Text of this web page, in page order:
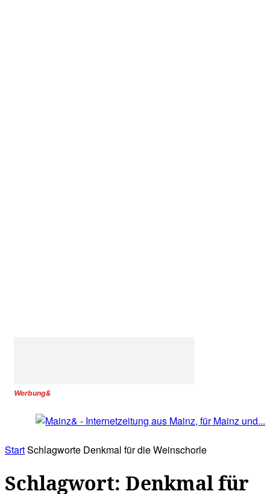
Werbung&
StartSchlagworte Denkmal für die Weinschorle
Schlagwort: Denkmal für